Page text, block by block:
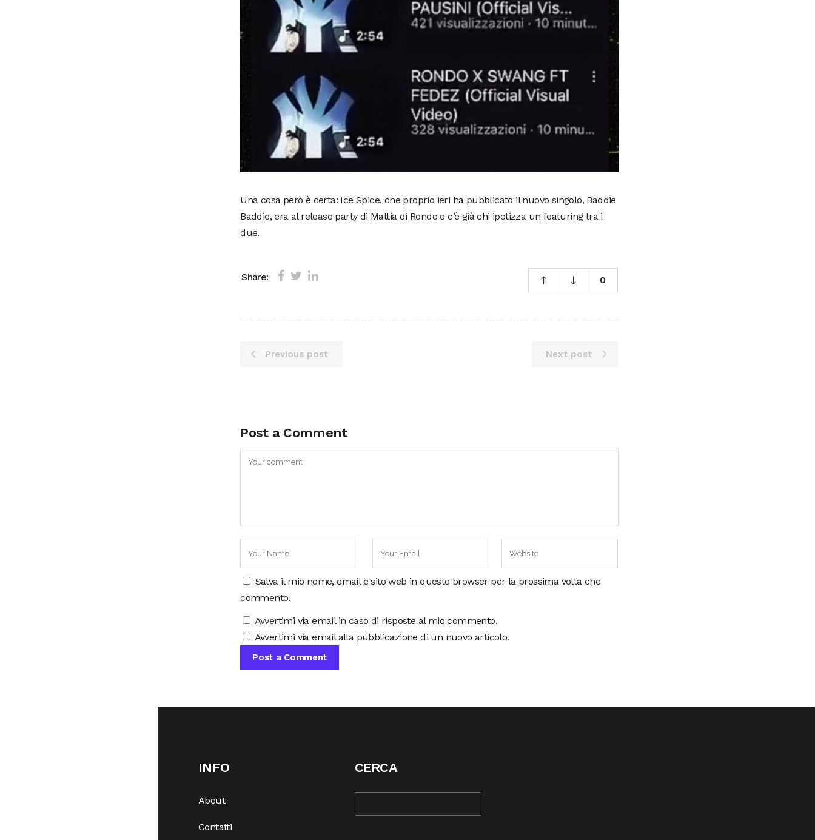
Una cosa però è certa: Ice Spice, che proprio ieri ha pubblicato il nuovo singolo, Baddie
Baddie, era al release party di Mattia di Rondo e c’è già chi ipotizza un featuring tra i
due.
Share: 0
Previous post Next post
Post a Comment
Salva il mio nome, email e sito web in questo browser per la prossima volta che
commento.
Avvertimi via email in caso di risposte al mio commento.
Avvertimi via email alla pubblicazione di un nuovo articolo.
INFO
About
Contatti
CERCA